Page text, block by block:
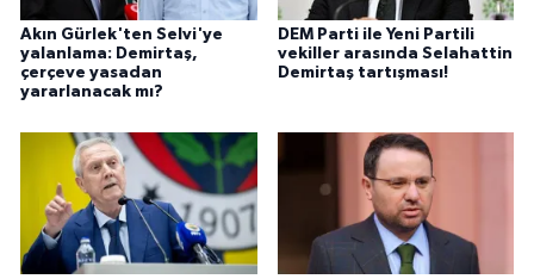
Akın Gürlek'ten Selvi'ye
yalanlama: Demirtaş,
çerçeve yasadan
yararlanacak mı?
DEM Parti ile Yeni Partili
vekiller arasında Selahattin
Demirtaş tartışması!